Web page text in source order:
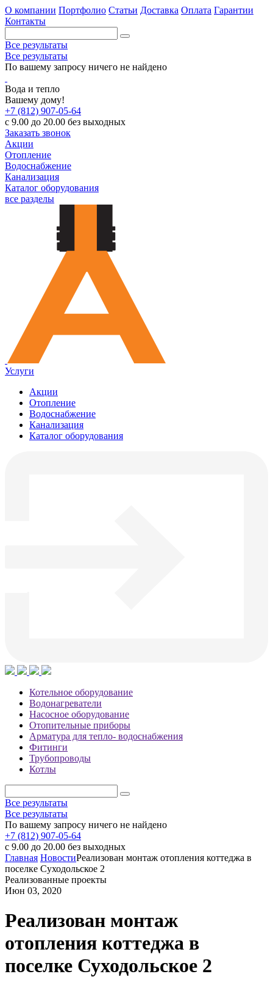
О компании Портфолио Статьи Доставка Оплата Гарантии
Контакты
Все результаты
Все результаты
По вашему запросу ничего не найдено
Вода и тепло
Вашему дому!
+7 (812) 907-05-64
с 9.00 до 20.00 без выходных
Заказать звонок
Акции
Отопление
Водоснабжение
Канализация
Каталог оборудования
все разделы
Услуги
Акции
Отопление
Водоснабжение
Канализация
Каталог оборудования
Котельное оборудование
Водонагреватели
Насосное оборудование
Отопительные приборы
Арматура для тепло- водоснабжения
Фитинги
Трубопроводы
Котлы
Все результаты
Все результаты
По вашему запросу ничего не найдено
+7 (812) 907-05-64
с 9.00 до 20.00 без выходных
Главная НовостиРеализован монтаж отопления коттеджа в
поселке Суходольское 2
Реализованные проекты
Июн 03, 2020
Реализован монтаж
отопления коттеджа в
поселке Суходольское 2